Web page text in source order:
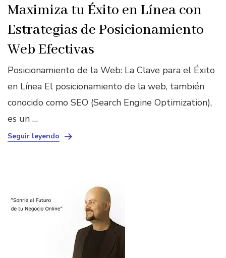
Maximiza tu Éxito en Línea con
Estrategias de Posicionamiento
Web Efectivas
Posicionamiento de la Web: La Clave para el Éxito
en Línea El posicionamiento de la web, también
conocido como SEO (Search Engine Optimization),
es un …
Seguir leyendo